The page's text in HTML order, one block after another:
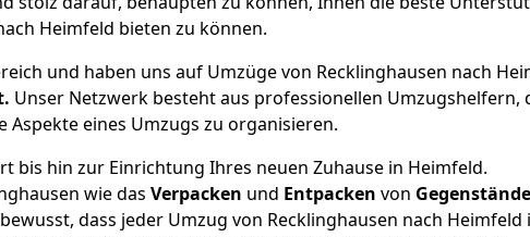
Heimfeld bieten zu können.
und haben uns auf Umzüge von Recklinghausen nach
Unser Netzwerk besteht aus professionellen Umzugshelfern,
Aspekte eines Umzugs zu organisieren.
bis hin zur Einrichtung Ihres neuen Zuhause in Heimfeld.
wie das Verpacken und Entpacken von
dass jeder Umzug von Recklinghausen nach